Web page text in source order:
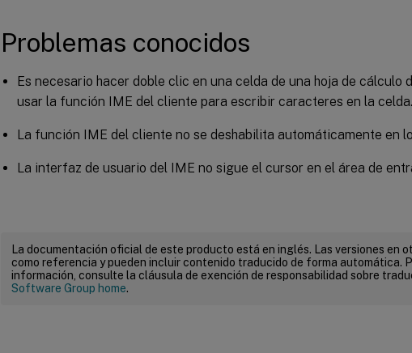
Problemas conocidos
Es necesario hacer doble clic en una celda de una hoja de cálculo
usar la función IME del cliente para escribir caracteres en la celda.
La función IME del cliente no se deshabilita automáticamente en
La interfaz de usuario del IME no sigue el cursor en el área de
La documentación oficial de este producto está en inglés. Las versiones en
como referencia y pueden incluir contenido traducido de forma automática.
información, consulte la cláusula de exención de responsabilidad sobre
Software Group home.